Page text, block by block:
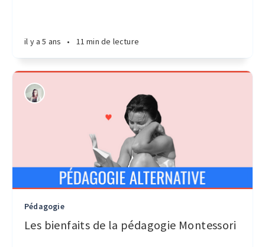
il y a 5 ans • 11 min de lecture
Pédagogie
Les bienfaits de la pédagogie Montessori